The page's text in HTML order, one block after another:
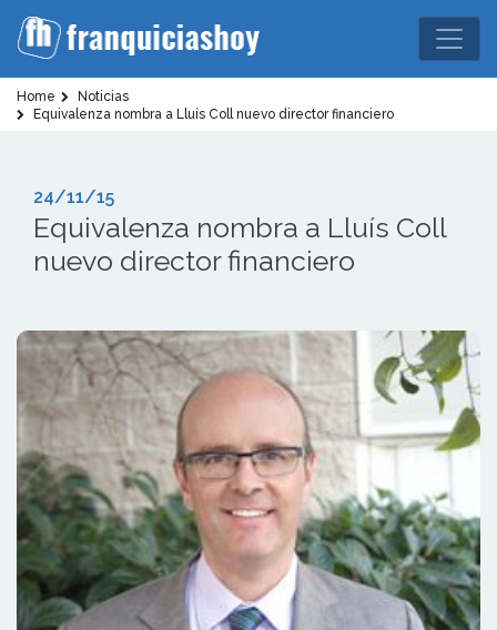
Home
Noticias
Equivalenza nombra a Lluís Coll nuevo director financiero
24/11/15
Equivalenza nombra a Lluís Coll
nuevo director financiero